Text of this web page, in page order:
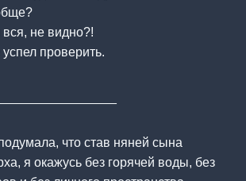
не видно?!
проверить.
что став няней сына
я окажусь без горячей воды, без